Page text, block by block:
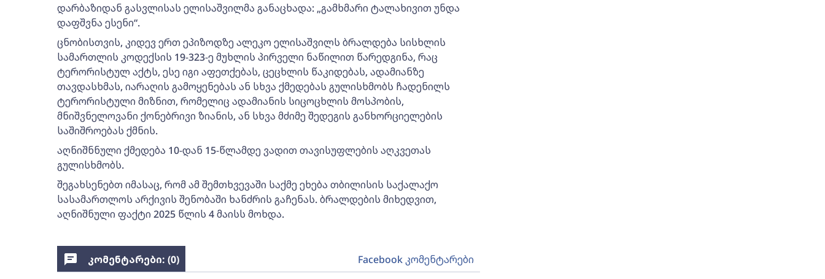
დარბაზიდან გასვლისას ელისაშვილმა განაცხადა: „გამხმარი ტალახივით უნდა
დაფშვნა ესენი“.
ცნობისთვის, კიდევ ერთ ეპიზოდზე ალეკო ელისაშვილს ბრალდება სისხლის
სამართლის კოდექსის 19-323-ე მუხლის პირველი ნაწილით წარედგინა, რაც
ტერორისტულ აქტს, ესე იგი აფეთქებას, ცეცხლის წაკიდებას, ადამიანზე
თავდასხმას, იარაღის გამოყენებას ან სხვა ქმედებას გულისხმობს ჩადენილს
ტერორისტული მიზნით, რომელიც ადამიანის სიცოცხლის მოსპობის,
მნიშვნელოვანი ქონებრივი ზიანის, ან სხვა მძიმე შედეგის განხორციელების
საშიშროებას ქმნის.
აღნიშნნული ქმედება 10-დან 15-წლამდე ვადით თავისუფლების აღკვეთას
გულისხმობს.
შეგახსენებთ იმასაც, რომ ამ შემთხვევაში საქმე ეხება თბილისის საქალაქო
სასამართლოს არქივის შენობაში ხანძრის გაჩენას. ბრალდების მიხედვით,
აღნიშნული ფაქტი 2025 წლის 4 მაისს მოხდა.
კომენტარები: (0) Facebook კომენტარები